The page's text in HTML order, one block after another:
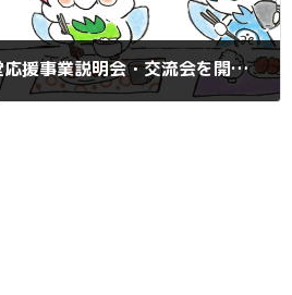
子ども食堂応援事業説明会・交流会を開催します。